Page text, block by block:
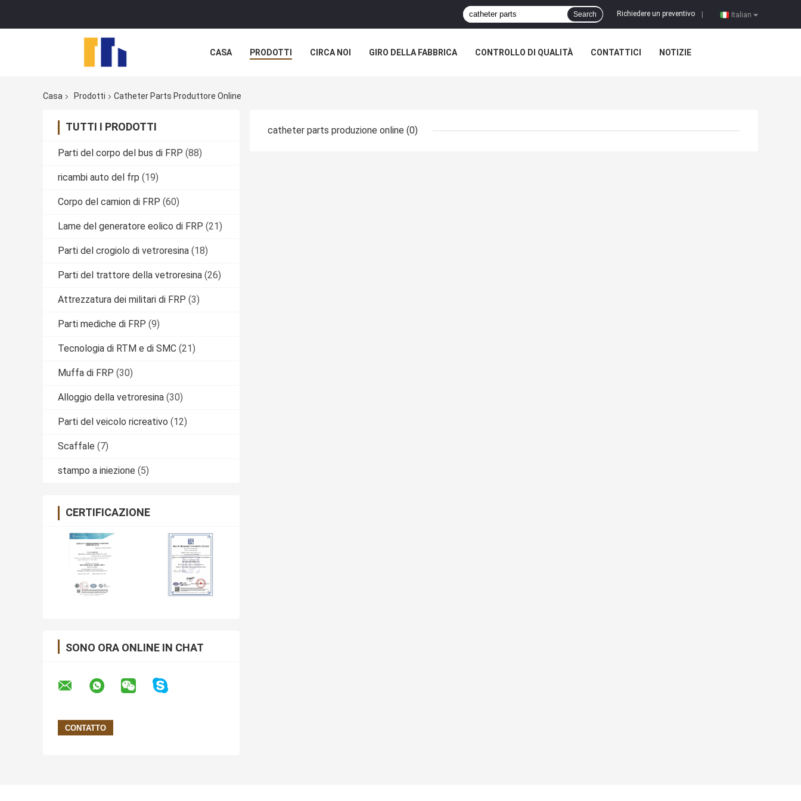
Italian
Richiedere un preventivo
Search
CASA PRODOTTI CIRCA NOI GIRO DELLA FABBRICA CONTROLLO DI QUALITÀ CONTATTICI NOTIZIE
Casa Prodotti Catheter Parts Produttore Online
TUTTI I PRODOTTI
Parti del corpo del bus di FRP (88)
ricambi auto del frp (19)
Corpo del camion di FRP (60)
Lame del generatore eolico di FRP (21)
Parti del crogiolo di vetroresina (18)
Parti del trattore della vetroresina (26)
Attrezzatura dei militari di FRP (3)
Parti mediche di FRP (9)
Tecnologia di RTM e di SMC (21)
Muffa di FRP (30)
Alloggio della vetroresina (30)
Parti del veicolo ricreativo (12)
Scaffale (7)
stampo a iniezione (5)
CERTIFICAZIONE
SONO ORA ONLINE IN CHAT
catheter parts produzione online (0)